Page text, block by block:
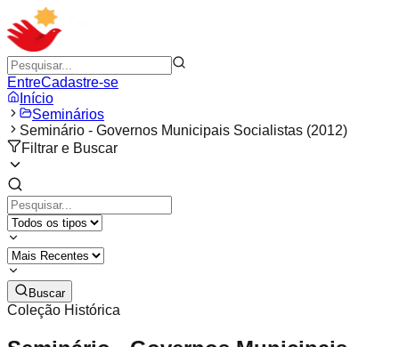
EntreCadastre-se
Início
Seminários
Seminário - Governos Municipais Socialistas (2012)
Filtrar e Buscar
Buscar
Coleção Histórica